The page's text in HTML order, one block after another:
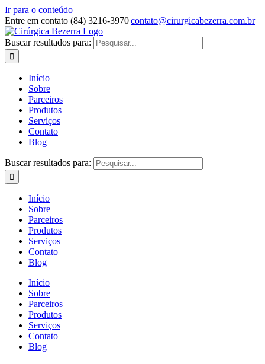
Ir para o conteúdo
Entre em contato (84) 3216-3970|contato@cirurgicabezerra.com.br
Buscar resultados para:
Início
Sobre
Parceiros
Produtos
Serviços
Contato
Blog
Buscar resultados para:
Início
Sobre
Parceiros
Produtos
Serviços
Contato
Blog
Início
Sobre
Parceiros
Produtos
Serviços
Contato
Blog